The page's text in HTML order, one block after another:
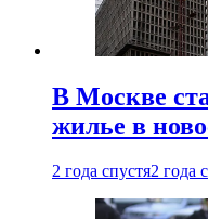
В Москве
жилье в
2 года спустя2 года